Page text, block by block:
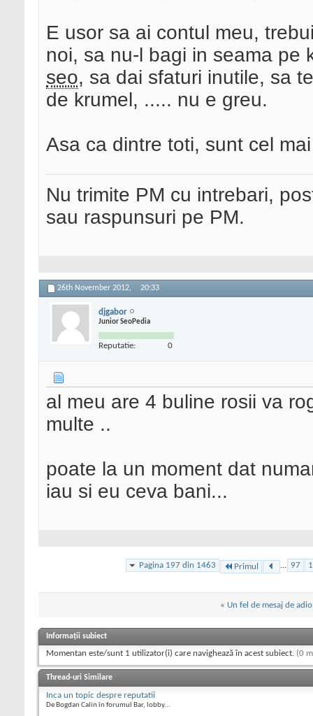
E usor sa ai contul meu,
noi, sa nu-l bagi in seama pe
seo, sa dai sfaturi inutile, sa
de krumel, ..... nu e greu.
Asa ca dintre toti, sunt cel
Nu trimite PM cu intrebari,
sau raspunsuri pe PM.
26th November 2012, 20:33
djgabor
Junior SeoPedia
Reputatie: 0
al meu are 4 buline rosii va
multe ..
poate la un moment dat
iau si eu ceva bani...
Pagina 197 din 1463 Primul ... 97
« Un fel de mesaj de adio
Informații subiect
Momentan este/sunt 1 utilizator(i) care navighează în acest subiect. (0
Thread-uri Similare
Inca un topic despre reputatii
De Bogdan Calin în forumul Bar, lobby...